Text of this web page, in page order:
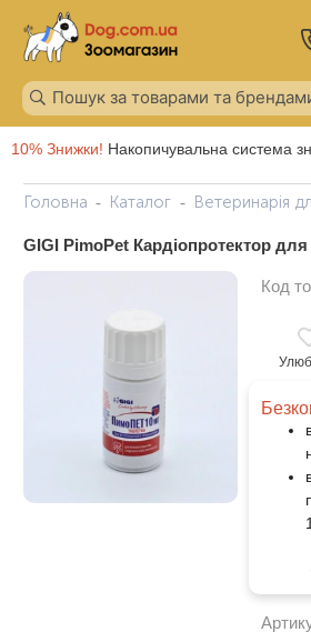
10% Знижки! Накопичувальна система
Головна Каталог Ветеринарія
GIGI PimoPet Кардіопротектор для
Код